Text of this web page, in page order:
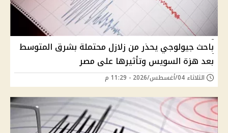
باحث جيولوجي يحذر من زلازل محتملة بشرق المتوسط
بعد هزة السويس وتأثيرها على مصر
الثلاثاء 04/أغسطس/2026 - 11:29 م